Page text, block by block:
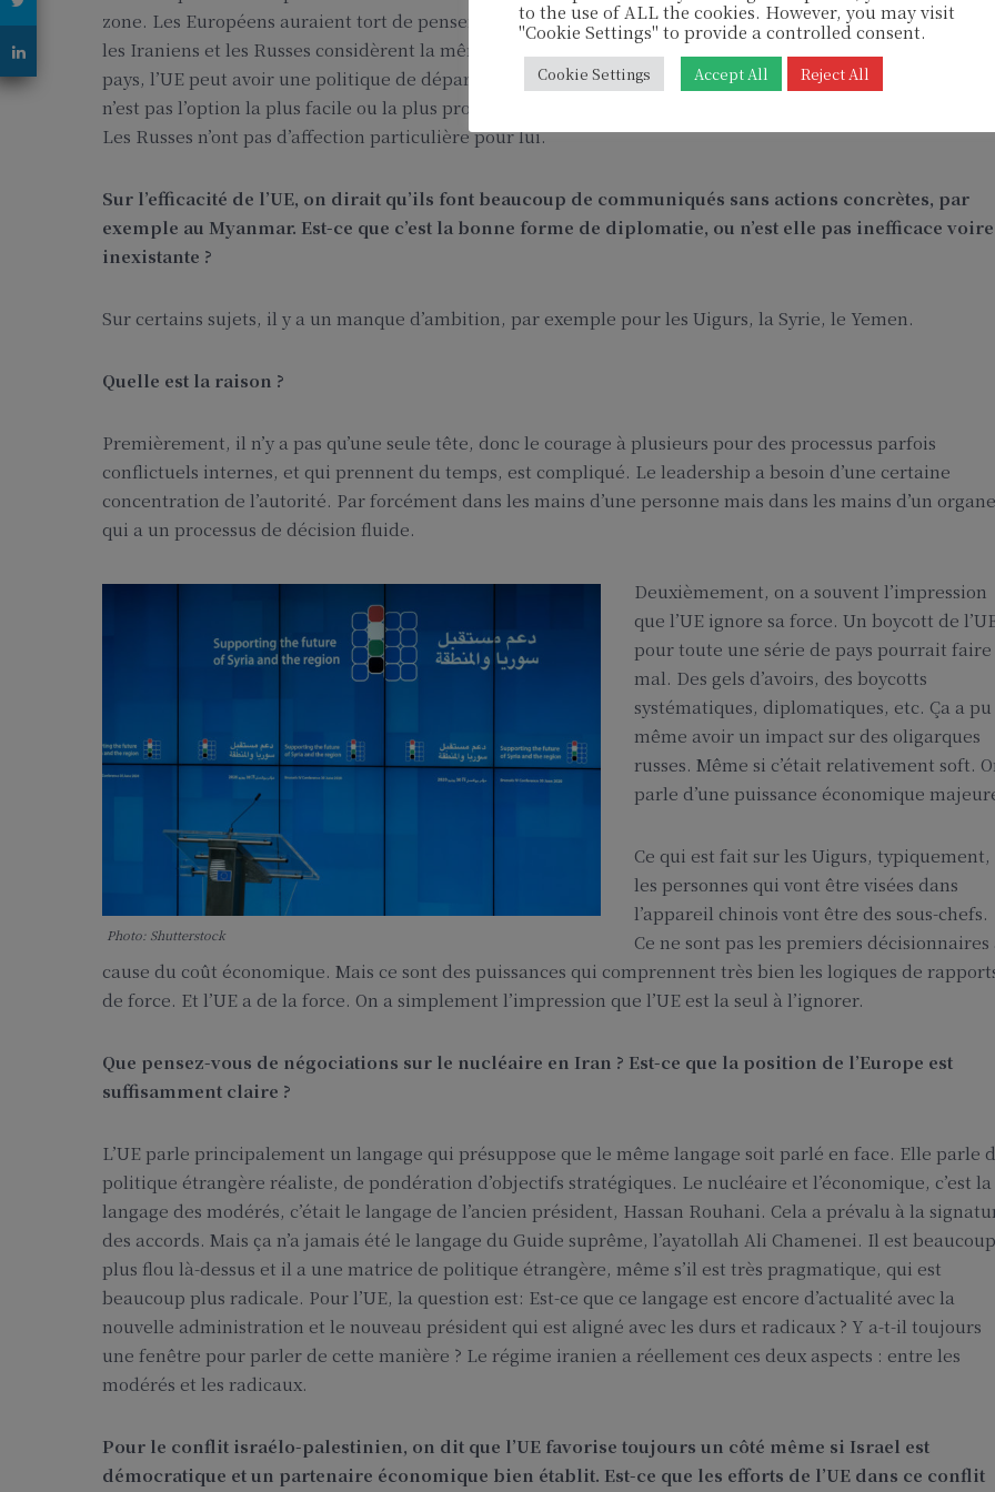
zone. Les Européens auraient tort de penser que Bashar Al Assad est le seul interlocuteur possible ou que
les Iraniens et les Russes considèrent la même chose. Si Al Assad montre qu’il lui est impossible de gérer
pays, l’UE peut avoir une politique de départ d’Assad en tant que personne avec maintien de son régime. Ce
n’est pas l’option la plus facile ou la plus probable. Mais c’est possible car il est très faible et impopulaire.
Les Russes n’ont pas d’affection particulière pour lui.
Sur l’efficacité de l’UE, on dirait qu’ils font beaucoup de communiqués sans actions concrètes, par
exemple au Myanmar. Est-ce que c’est la bonne forme de diplomatie, ou n’est elle pas inefficace voire
inexistante ?
Sur certains sujets, il y a un manque d’ambition, par exemple pour les Uigurs, la Syrie, le Yemen.
Quelle est la raison ?
Premièrement, il n’y a pas qu’une seule tête, donc le courage à plusieurs pour des processus parfois
conflictuels internes, et qui prennent du temps, est compliqué. Le leadership a besoin d’une certaine
concentration de l’autorité. Par forcément dans les mains d’une personne mais dans les mains d’un organe
qui a un processus de décision fluide.
Photo: Shutterstock
Deuxièmement, on a souvent l’impression
que l’UE ignore sa force. Un boycott de
pour toute une série de pays pourrait faire
mal. Des gels d’avoirs, des boycotts
systématiques, diplomatiques, etc. Ça a pu
même avoir un impact sur des oligarques
russes. Même si c’était relativement soft.
parle d’une puissance économique
Ce qui est fait sur les Uigurs, typiquement,
les personnes qui vont être visées dans
l’appareil chinois vont être des sous-chefs.
Ce ne sont pas les premiers décisionnaires
cause du coût économique. Mais ce sont des puissances qui comprennent très bien les logiques de
de force. Et l’UE a de la force. On a simplement l’impression que l’UE est la seul à l’ignorer.
Que pensez-vous de négociations sur le nucléaire en Iran ? Est-ce que la position de l’Europe est
suffisamment claire ?
L’UE parle principalement un langage qui présuppose que le même langage soit parlé en face. Elle parle
politique étrangère réaliste, de pondération d’objectifs stratégiques. Le nucléaire et l’économique, c’est la
langage des modérés, c’était le langage de l’ancien président, Hassan Rouhani. Cela a prévalu à la
des accords. Mais ça n’a jamais été le langage du Guide suprême, l’ayatollah Ali Chamenei. Il est beaucoup
plus flou là-dessus et il a une matrice de politique étrangère, même s’il est très pragmatique, qui est
beaucoup plus radicale. Pour l’UE, la question est: Est-ce que ce langage est encore d’actualité avec la
nouvelle administration et le nouveau président qui est aligné avec les durs et radicaux ? Y a-t-il toujours
une fenêtre pour parler de cette manière ? Le régime iranien a réellement ces deux aspects : entre les
modérés et les radicaux.
Pour le conflit israélo-palestinien, on dit que l’UE favorise toujours un côté même si Israel est
démocratique et un partenaire économique bien établit. Est-ce que les efforts de l’UE dans ce conflit
to the use of ALL the cookies. However, you may visit
"Cookie Settings" to provide a controlled consent.
Cookie Settings Accept All Reject All